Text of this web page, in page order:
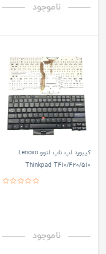
ناموجود
کیبورد لپ تاپ لنوو Lenovo
Thinkpad T410/420/510
ناموجود